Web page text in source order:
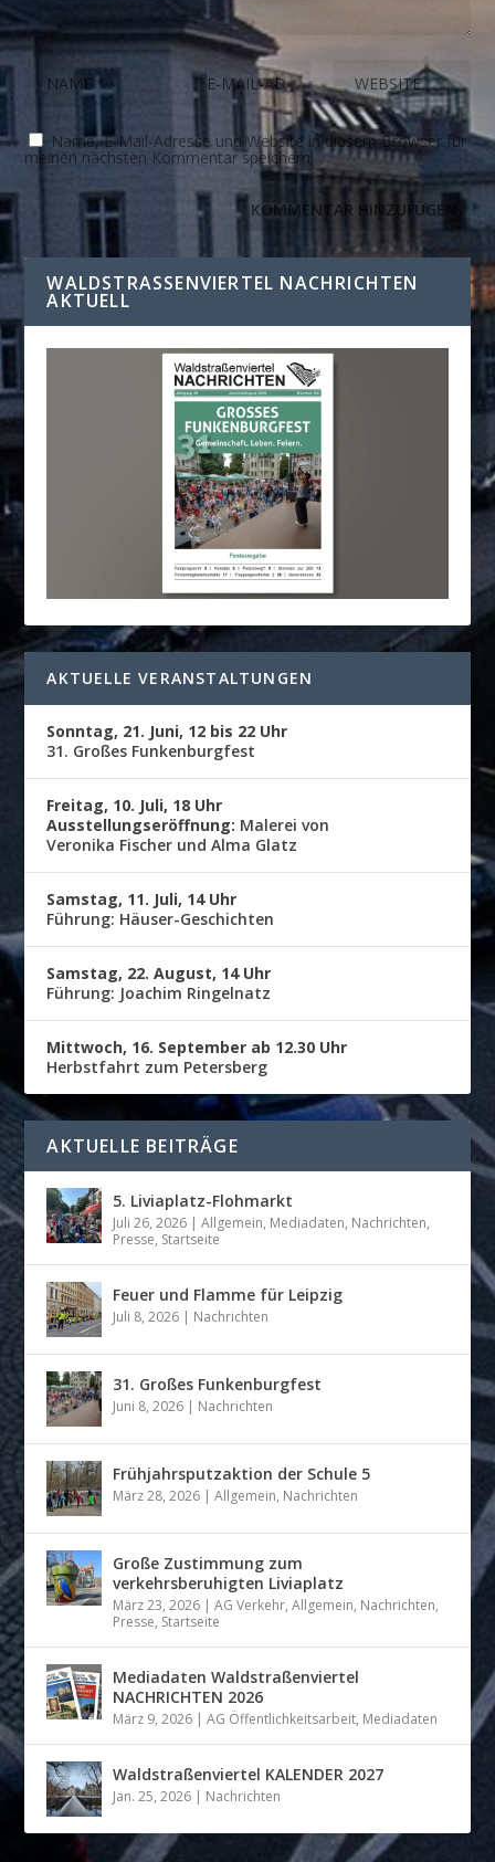
Name, E-Mail-Adresse und Website in diesem Browser für
meinen nächsten Kommentar speichern.
WALDSTRASSENVIERTEL NACHRICHTEN A
KTUELL
AKTUELLE VERANSTALTUNGEN
Sonntag, 21. Juni, 12 bis 22 Uhr
31. Großes Funkenburgfest
Freitag, 10. Juli, 18 Uhr
Ausstellungseröffnung: Malerei von
Veronika Fischer und Alma Glatz
Samstag, 11. Juli, 14 Uhr
Führung: Häuser-Geschichten
Samstag, 22. August, 14 Uhr
Führung: Joachim Ringelnatz
Mittwoch, 16. September ab 12.30 Uhr
Herbstfahrt zum Petersberg
AKTUELLE BEITRÄGE
5. Liviaplatz-Flohmarkt
Juli 26, 2026 |Allgemein, Mediadaten, Nachrichten,
Presse, Startseite
Feuer und Flamme für Leipzig
Juli 8, 2026 | Nachrichten
31. Großes Funkenburgfest
Juni 8, 2026 | Nachrichten
Frühjahrsputzaktion der Schule 5
März 28, 2026 |Allgemein, Nachrichten
Große Zustimmung zum
verkehrsberuhigten Liviaplatz
März 23, 2026 |AG Verkehr,Allgemein, Nachrichten,
Presse, Startseite
Mediadaten Waldstraßenviertel
NACHRICHTEN 2026
März 9, 2026 |AG Öffentlichkeitsarbeit, Mediadaten
Waldstraßenviertel KALENDER 2027
Jan. 25, 2026 | Nachrichten